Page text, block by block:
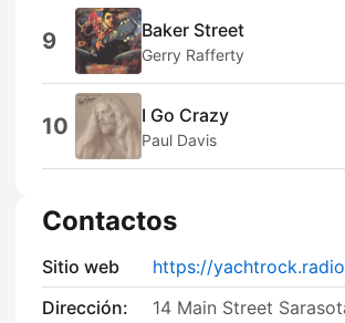
9 Baker Street
Gerry Rafferty
10 I Go Crazy
Paul Davis
Contactos
Sitio web
https://yachtrock.radio
Dirección:
14 Main Street